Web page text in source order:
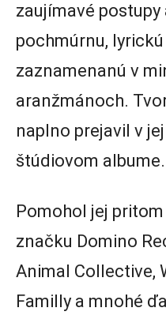
zaujímavé postupy
pochmúrnu,
zaznamenanú v
aranžmánoch.
naplno prejavil v
štúdiovom albume.
Pomohol jej
značku Domino
Animal Collective,
Familly a mnohé